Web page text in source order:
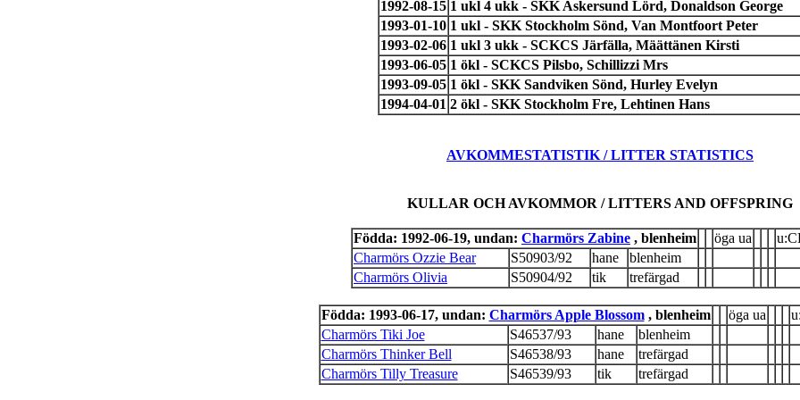
1992-08-15 1 ukl 4 ukk - SKK Askersund Lörd, Donaldson George
1993-01-10 1 ukl - SKK Stockholm Sönd, Van Montfoort Peter
1993-02-06 1 ukl 3 ukk - SCKCS Järfälla, Määttänen Kirsti
1993-06-05 1 ökl - SCKCS Pilsbo, Schillizzi Mrs
1993-09-05 1 ökl - SKK Sandviken Sönd, Hurley Evelyn
1994-04-01 2 ökl - SKK Stockholm Fre, Lehtinen Hans
AVKOMMESTATISTIK / LITTER STATISTICS
KULLAR OCH AVKOMMOR / LITTERS AND OFFSPRING
Födda: 1992-06-19, undan: Charmörs Zabine , blenheim öga ua
Charmörs Ozzie Bear
S50903/92 hane
blenheim
Charmörs Olivia
S50904/92 tik trefärgad
Födda: 1993-06-17, undan: Charmörs Apple Blossom, blenheim öga ua
Charmörs Tiki Joe
S46537/93 hane
blenheim
Charmörs Thinker Bell
S46538/93 hane
trefärgad
Charmörs Tilly Treasure
S46539/93 tik trefärgad